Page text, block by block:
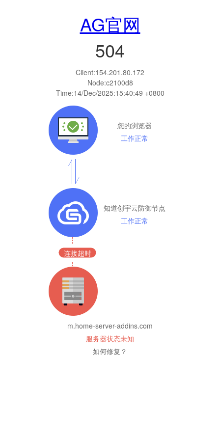
AG官网
504
Client:154.201.80.172
Node:c2100d8
Time:14/Dec/2025:15:40:49 +0800
您的浏览器
工作正常
知道创宇云防御节点
工作正常
连接超时
m.home-server-addins.com
服务器状态未知
如何修复？